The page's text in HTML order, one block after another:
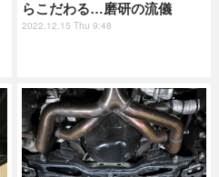
らこだわる…磨研の流儀
2022.12.15 Thu 9:48